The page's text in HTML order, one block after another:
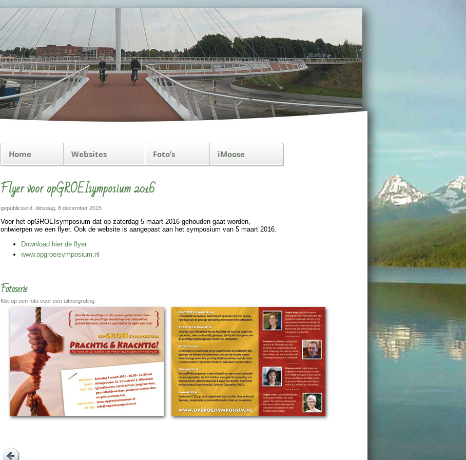
Home Websites Foto’s iMoose
Flyer voor opGROEIsymposium 2016
gepubliceerd: dinsdag, 8 december 2015
Voor het opGROEIsymposium dat op zater­dag 5 maart 2016 gehou­den gaat wor­den,
ontwierpen we een flyer. Ook de web­si­te is aan­ge­past aan het symposium van 5 maart 2016.
Download hier de flyer
www.opgroei­sym­po­sium.nl
Fotoserie
Klik op een foto voor een uitvergroting.